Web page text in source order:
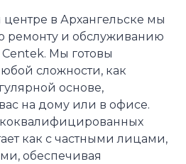
в Архангельске мы
ремонту и обслуживанию
Мы готовы
сложности, как
основе,
на дому или в офисе.
как с частными лицами,
обеспечивая